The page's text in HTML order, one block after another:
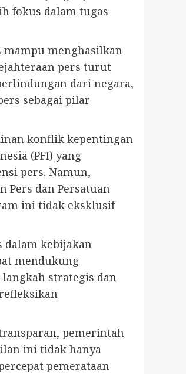
fokus dalam tugas
mampu menghasilkan
pers turut
dari negara,
sebagai pilar
konflik kepentingan
(PFI) yang
pers. Namun,
Pers dan Persatuan
ini tidak eksklusif
dalam kebijakan
mendukung
strategis dan
pemerintah
ini tidak hanya
pemerataan